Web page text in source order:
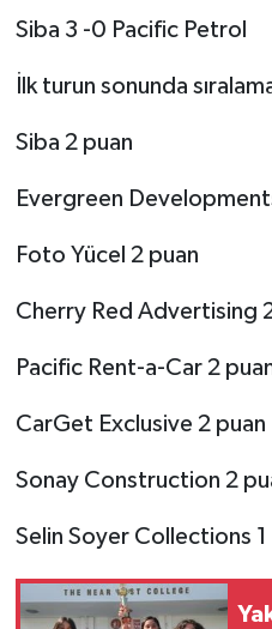
Siba 3 -0 Pacific Petrol
İlk turun sonunda
Siba 2 puan
Evergreen
Foto Yücel 2 puan
Cherry Red Advertising
Pacific Rent-a-Car 2
CarGet Exclusive 2 puan
Sonay Construction 2
Selin Soyer Collections 1